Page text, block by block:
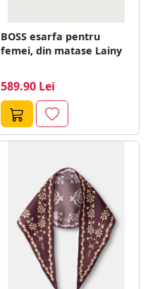
BOSS esarfa pentru
femei, din matase Lainy
589.90 Lei